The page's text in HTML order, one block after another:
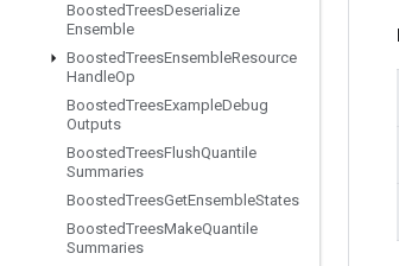
BoostedTreesDeserialize
Ensemble
BoostedTreesEnsembleResource
HandleOp
BoostedTreesExampleDebug
Outputs
BoostedTreesFlushQuantile
Summaries
BoostedTreesGetEnsembleStates
BoostedTreesMakeQuantile
Summaries